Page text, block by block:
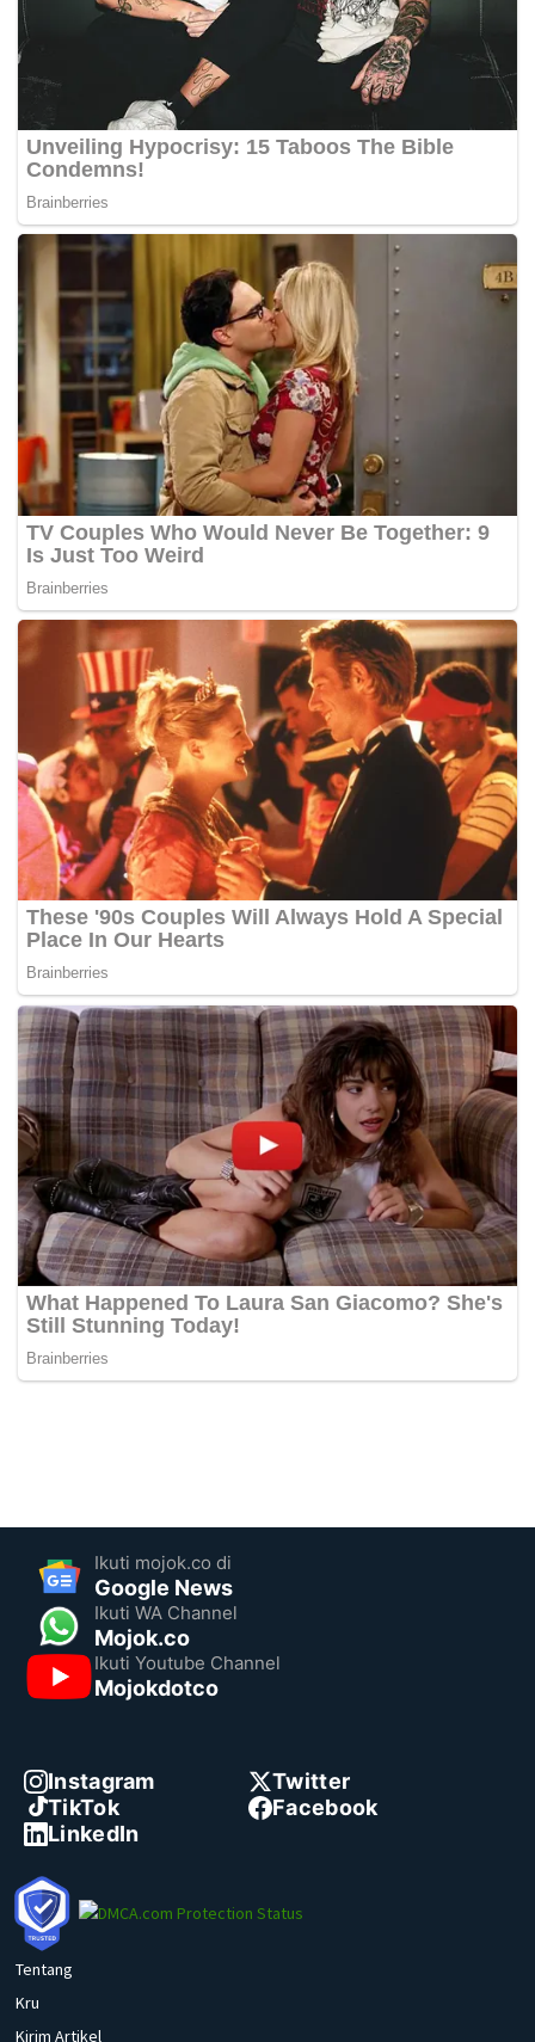
Ikuti mojok.co di
Google News
Ikuti WA Channel
Mojok.co
Ikuti Youtube Channel
Mojokdotco
Instagram
Twitter
TikTok
Facebook
LinkedIn
Tentang
Kru
Kirim Artikel